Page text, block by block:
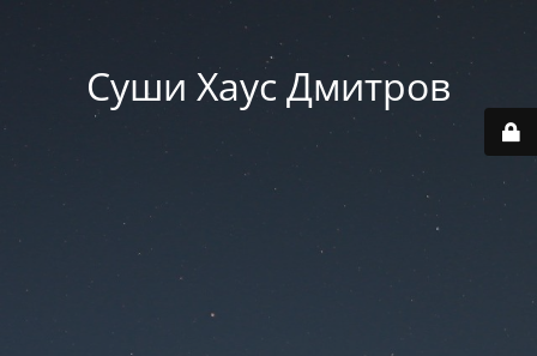
Суши Хаус Дмитров